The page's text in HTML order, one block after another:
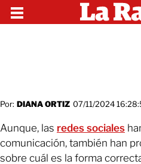
Por: DIANA ORTIZ 07/11/2024
Aunque, las redes sociales
comunicación, también han
sobre cuál es la forma